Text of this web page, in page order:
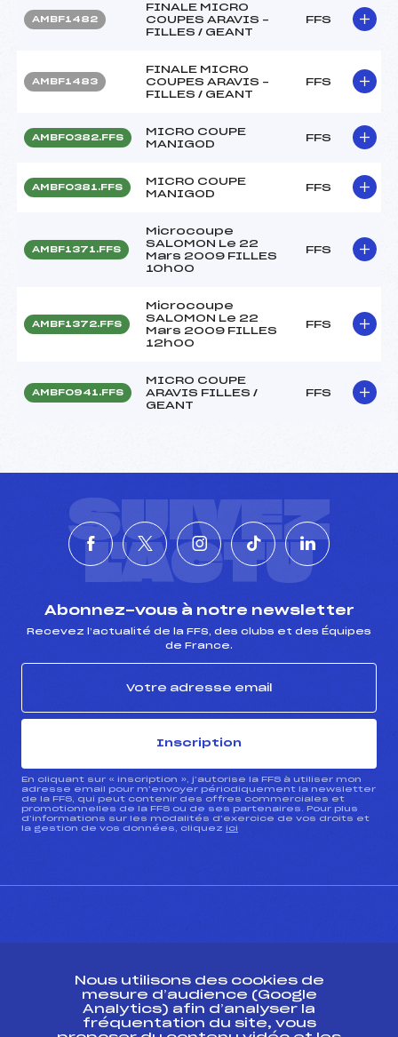
AMBF1482
FINALE MICRO
COUPES ARAVIS –
FILLES / GEANT
FFS
AMBF1483
FINALE MICRO
COUPES ARAVIS –
FILLES / GEANT
FFS
AMBF0382.FFS
MICRO COUPE
MANIGOD
FFS
AMBF0381.FFS
MICRO COUPE
MANIGOD
FFS
AMBF1371.FFS
Microcoupe
SALOMON Le 22
Mars 2009 FILLES
10h00
FFS
AMBF1372.FFS
Microcoupe
SALOMON Le 22
Mars 2009 FILLES
12h00
FFS
AMBF0941.FFS
MICRO COUPE
ARAVIS FILLES /
GEANT
FFS
SUIVEZ
L'ACTU
Abonnez-vous à notre newsletter
Recevez l’actualité de la FFS, des clubs et des Équipes
de France.
Inscription
En cliquant sur « inscription », j’autorise la FFS à utiliser mon
adresse email pour m’envoyer périodiquement la newsletter
de la FFS, qui peut contenir des offres commerciales et
promotionnelles de la FFS ou de ses partenaires. Pour plus
d’informations sur les modalités d’exercice de vos droits et
la gestion de vos données, cliquez ici
ESPACE PRESSE
Ressources
Nous utilisons des cookies de
mesure d’audience (Google
Analytics) afin d’analyser la
fréquentation du site, vous